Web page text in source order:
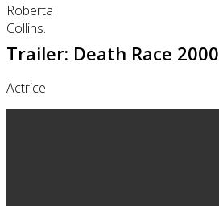
Trailer: Death Race 2000
Actrice